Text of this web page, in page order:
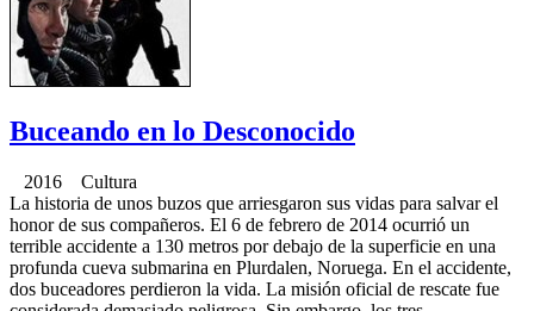
Buceando en lo Desconocido
2016 Cultura
La historia de unos buzos que arriesgaron sus vidas para salvar el
honor de sus compañeros. El 6 de febrero de 2014 ocurrió un
terrible accidente a 130 metros por debajo de la superficie en una
profunda cueva submarina en Plurdalen, Noruega. En el accidente,
dos buceadores perdieron la vida. La misión oficial de rescate fue